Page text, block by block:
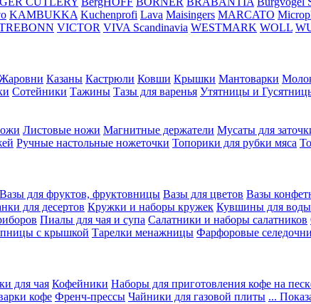
KAMBUKKA Kuchenprofi Lava Maisingers MARCATO
VICTOR VIVA Scandinavia WESTMARK WOLL
Казаны Кастрюли Ковши Крышки Мантоварки
Сотейники Тажины Тазы для варенья Утятницы и
Листовые ножи Магнитные держатели Мусаты для
Ручные настольные ножеточки Топорики для рубки мяса
Вазы для фруктов, фруктовницы Вазы для цветов Вазы
для десертов Кружки и наборы кружек Кувшины для воды
Пиалы для чая и супа Салатники и наборы салатников
с крышкой Тарелки менажницы Фарфоровые
для чая Кофейники Наборы для приготовления кофе на
кофе Френч-прессы Чайники для газовой плиты ...